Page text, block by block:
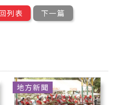
列表 下一篇
地方新聞